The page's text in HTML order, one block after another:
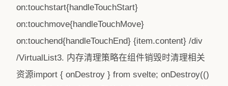
on:touchstart{handleTouchStart}
on:touchmove{handleTouchMove}
on:touchend{handleTouchEnd} {item.content} /div
/VirtualList3. 内存清理策略在组件销毁时清理相关
资源import { onDestroy } from svelte; onDestroy(()